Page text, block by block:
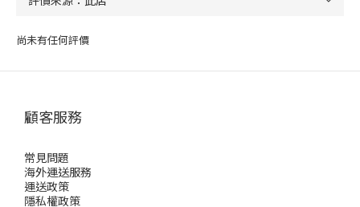
尚未有任何評價
顧客服務
常見問題
海外運送服務
運送政策
隱私權政策